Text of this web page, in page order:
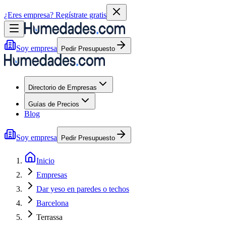
¿Eres empresa? Regístrate gratis
Soy empresa Pedir Presupuesto
Directorio de Empresas
Guías de Precios
Blog
Soy empresa Pedir Presupuesto
Inicio
Empresas
Dar yeso en paredes o techos
Barcelona
Terrassa